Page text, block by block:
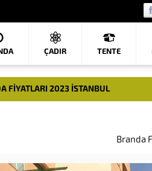
ÇADIR TENTE
FIYATLARI 2023 İSTANBUL
Branda